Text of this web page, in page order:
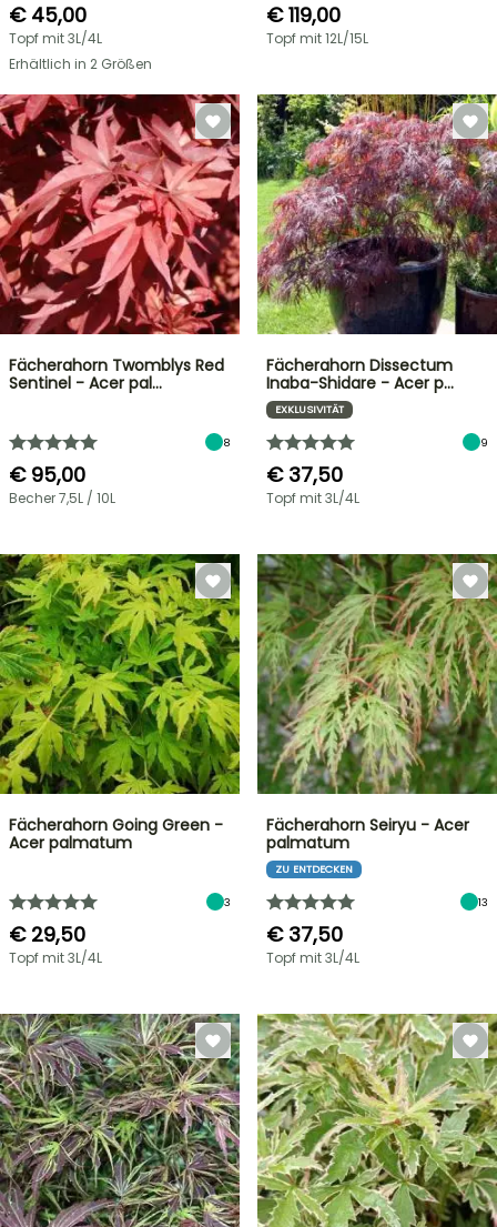
€ 45,00
Topf mit 3L/4L
Erhältlich in 2 Größen
€ 119,00
Topf mit 12L/15L
Fächerahorn Twomblys Red
Sentinel - Acer pal…
8
€ 95,00
Becher 7,5L / 10L
Fächerahorn Dissectum
Inaba-Shidare - Acer p…
EXKLUSIVITÄT
9
€ 37,50
Topf mit 3L/4L
Fächerahorn Going Green -
Acer palmatum
3
€ 29,50
Topf mit 3L/4L
Fächerahorn Seiryu - Acer
palmatum
ZU ENTDECKEN
13
€ 37,50
Topf mit 3L/4L